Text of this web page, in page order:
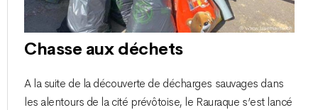
Chasse aux déchets
A la suite de la découverte de décharges sauvages dans
les alentours de la cité prévôtoise, le Rauraque s’est lancé